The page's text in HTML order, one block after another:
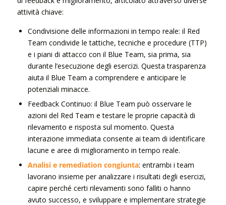
attività chiave:
Condivisione delle informazioni in tempo reale: il Red
Team condivide le tattiche, tecniche e procedure (TTP)
e i piani di attacco con il Blue Team, sia prima, sia
durante l’esecuzione degli esercizi. Questa trasparenza
aiuta il Blue Team a comprendere e anticipare le
potenziali minacce.
Feedback Continuo: il Blue Team può osservare le
azioni del Red Team e testare le proprie capacità di
rilevamento e risposta sul momento. Questa
interazione immediata consente ai team di identificare
lacune e aree di miglioramento in tempo reale.
Analisi e remediation congiunta: entrambi i team
lavorano insieme per analizzare i risultati degli esercizi,
capire perché certi rilevamenti sono falliti o hanno
avuto successo, e sviluppare e implementare strategie